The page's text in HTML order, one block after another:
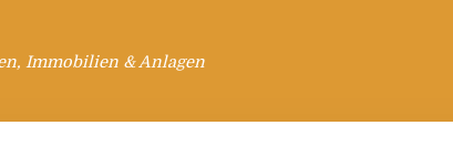
Immobilien & Anlagen